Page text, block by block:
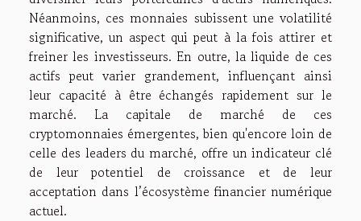
Néanmoins, ces monnaies subissent une volatilité
significative, un aspect qui peut à la fois attirer et
freiner les investisseurs. En outre, la liquide de ces
actifs peut varier grandement, influençant ainsi
leur capacité à être échangés rapidement sur le
marché. La capitale de marché de ces
cryptomonnaies émergentes, bien qu'encore loin de
celle des leaders du marché, offre un indicateur clé
de leur potentiel de croissance et de leur
acceptation dans l’écosystème financier numérique
actuel.